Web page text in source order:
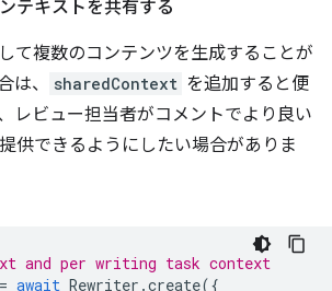
テキストを共有する
て複数のコンテンツを生成することが
は、
sharedContext を追加すると便
レビュー担当者がコメントでより良い
供できるようにしたい場合がありま
and per writing task context
= await Rewriter .create({